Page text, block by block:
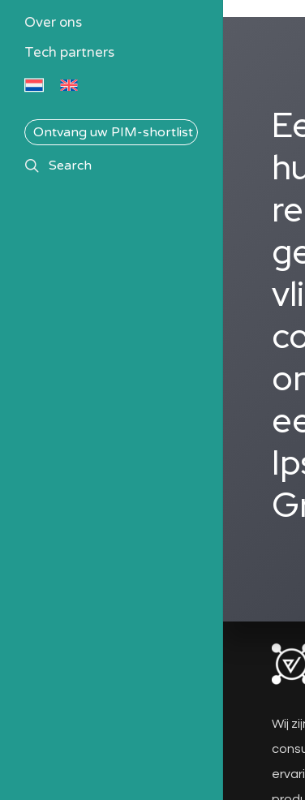
Alle PIM-oplossingen
Over ons
Tech partners
Ontvang uw PIM-shortlist
searchSearch
Wij